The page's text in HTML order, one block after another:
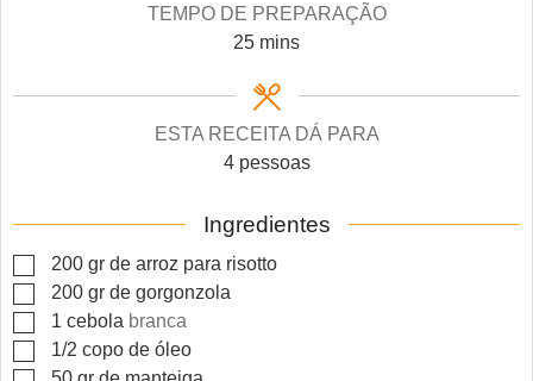
TEMPO DE PREPARAÇÃO
25minutes
mins
ESTA RECEITA DÁ PARA
4 pessoas
Ingredientes
▢
200 gr de arroz para risotto
▢
200 gr de gorgonzola
▢
1 cebola branca
▢
1/2 copo de óleo